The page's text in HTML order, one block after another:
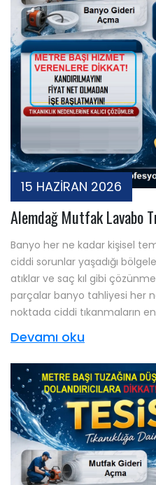
15 HAZİRAN 2026
Alemdağ Mutfak Lavabo
Banyo her ne kadar kişisel
ciddi sorunlar yaşadığı
atıklar ve saç kıl gibi
parçalar banyo tahliyesi her
noktada ciddi tıkanmaların
Devamı oku